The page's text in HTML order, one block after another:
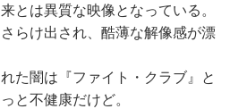
とは異質な映像となっている。
らけ出され、酷薄な解像感が漂
た闇は『ファイト・クラブ』と
と不健康だけど。